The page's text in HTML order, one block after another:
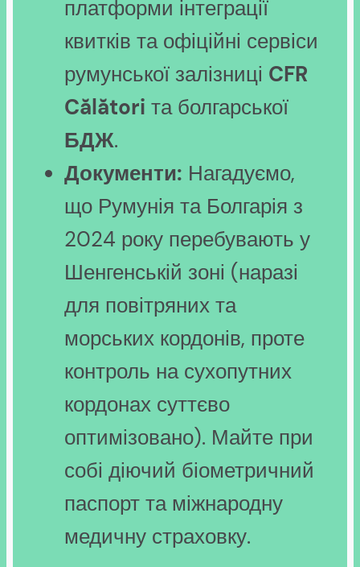
платформи інтеграції
квитків та офіційні сервіси
румунської залізниці CFR
Călători та болгарської
БДЖ.
Документи: Нагадуємо,
що Румунія та Болгарія з
2024 року перебувають у
Шенгенській зоні (наразі
для повітряних та
морських кордонів, проте
контроль на сухопутних
кордонах суттєво
оптимізовано). Майте при
собі діючий біометричний
паспорт та міжнародну
медичну страховку.